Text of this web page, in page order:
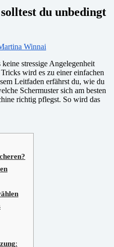
du unbedingt
Winnai
stressige Angelegenheit
wird es zu einer einfachen
Leitfaden erfährst du, wie du
Schermuster sich am besten
richtig pflegst. So wird das
: